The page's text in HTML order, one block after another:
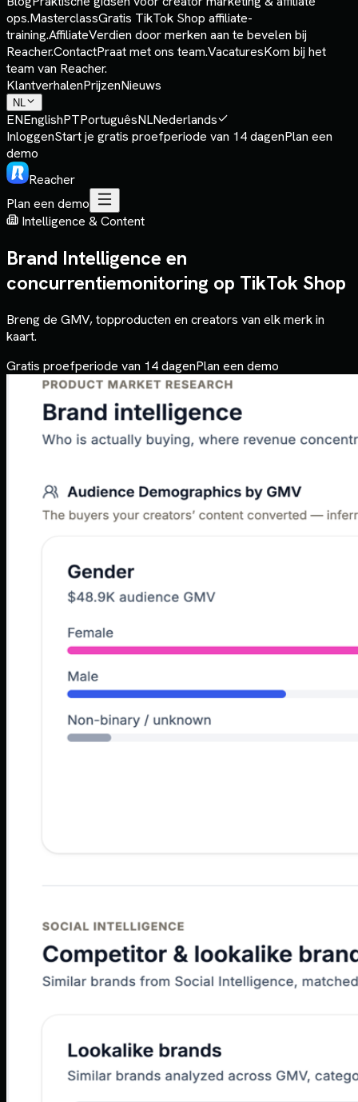
ops.MasterclassGratis TikTok Shop affiliate-
training.AffiliateVerdien door merken aan te bevelen bij
Reacher.ContactPraat met ons team.VacaturesKom bij het
team van Reacher.
KlantverhalenPrijzenNieuws
NL
ENEnglishPTPortuguêsNLNederlands
InloggenStart je gratis proefperiode van 14 dagenPlan een
demo
Reacher
Plan een demo
Intelligence & Content
Brand Intelligence en
concurrentiemonitoring op TikTok Shop
Breng de GMV, topproducten en creators van elk merk in
kaart.
Gratis proefperiode van 14 dagenPlan een demo